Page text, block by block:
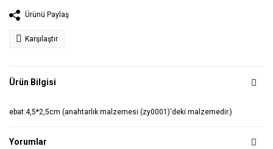
Ürünü Paylaş
Karşılaştır
Ürün Bilgisi
ebat:4,5*2,5cm (anahtarlık malzemesi (zy0001)'deki malzemedir.)
Yorumlar